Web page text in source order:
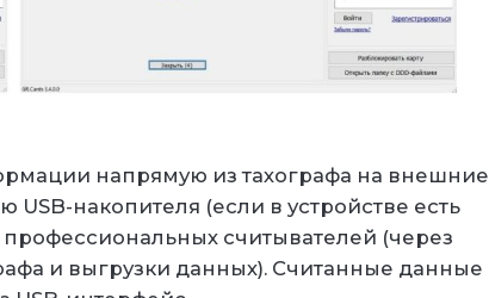
напрямую из тахографа на внешние
накопителя (если в устройстве есть
считывателей (через
и выгрузки данных). Считанные данные